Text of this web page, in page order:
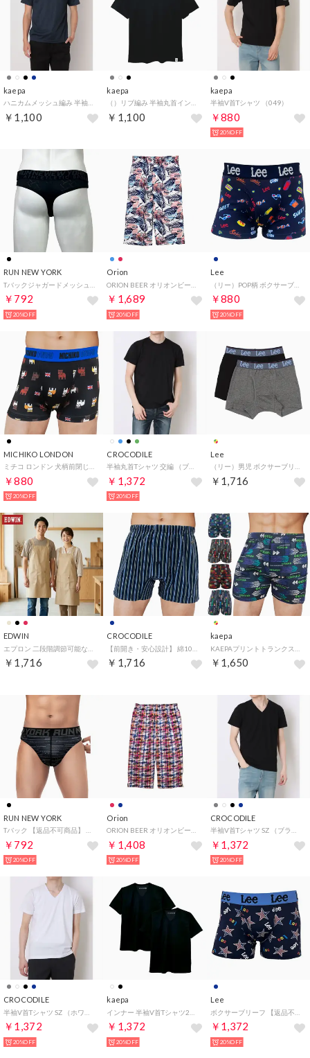
kaepa
￥1,100
kaepa
￥1,100
kaepa
半袖V首Tシャツ （049）
￥880
20%OFF
RUN NEW YORK
￥792
20%OFF
Orion
￥1,689
20%OFF
Lee
（リー）POP柄 ボクサーブリーフ 【返品不可商品】 （ネイビー）
￥880
20%OFF
MICHIKO LONDON
￥880
20%OFF
CROCODILE
￥1,372
20%OFF
Lee
￥1,716
EDWIN
￥1,716
CROCODILE
￥1,716
kaepa
￥1,650
RUN NEW YORK
￥792
20%OFF
Orion
￥1,408
20%OFF
CROCODILE
￥1,372
20%OFF
CROCODILE
￥1,372
20%OFF
kaepa
￥1,372
20%OFF
Lee
￥1,372
20%OFF